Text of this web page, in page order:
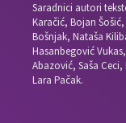
Saradnici autori
Karačić, Bojan
Bošnjak, Nataša
Hasanbegović
Abazović, Saša
Lara Pačak.